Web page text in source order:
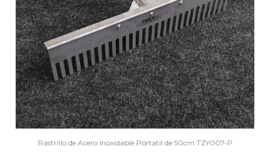
Rastrillo de Acero Inoxidable Pórtatil de 50cm TZY007-P